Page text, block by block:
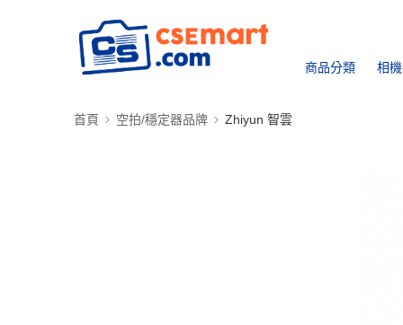
商品分類 相
首頁 空拍/穩定器品牌 Zhiyun 智雲